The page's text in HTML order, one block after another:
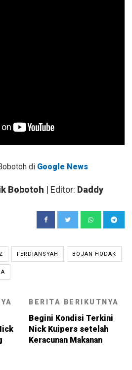
di Google News
Bobotoh | Editor: Daddy
FERDIANSYAH BOJAN HODAK
BERITA BERIKUTNYA
Begini Kondisi Terkini
Nick Kuipers setelah
Keracunan Makanan